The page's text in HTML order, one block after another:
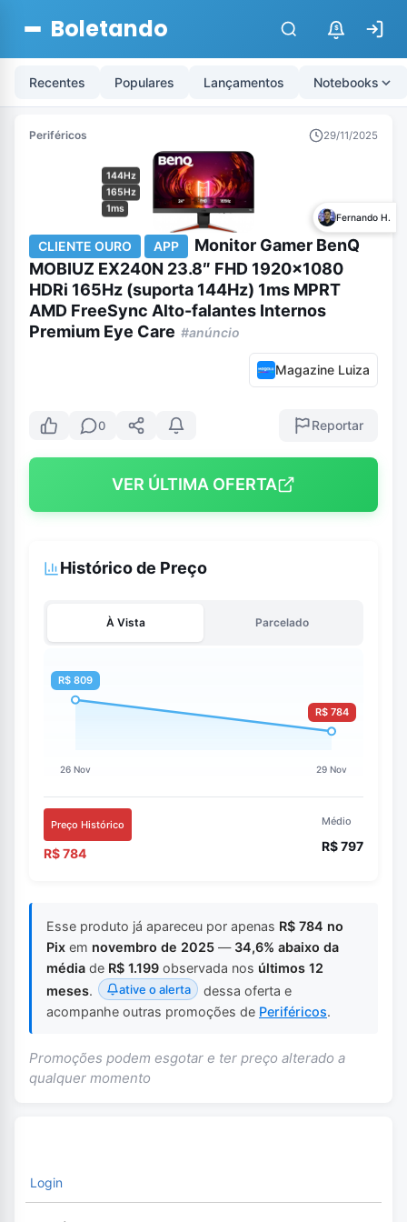
Boletando $
Recentes Populares Lançamentos Notebooks
Periféricos 29/11/2025
144Hz
165Hz
1ms
Fernando H.
CLIENTE OURO APP
Monitor Gamer BenQ
MOBIUZ EX240N 23.8″ FHD 1920×1080
HDRi 165Hz (suporta 144Hz) 1ms MPRT
AMD FreeSync Alto-falantes Internos
Premium Eye Care #anúncio
Magazine Luiza
0 Reportar
VER ÚLTIMA OFERTA
Histórico de Preço
À Vista Parcelado
Preço Histórico
R$ 784
Médio
R$ 797
Esse produto já apareceu por apenas R$ 784 no
Pix em novembro de 2025 — 34,6% abaixo da
média de R$ 1.199 observada nos últimos 12
meses. ative o alerta
dessa oferta e
acompanhe outras promoções de Periféricos.
Promoções podem esgotar e ter preço alterado a
qualquer momento
Login